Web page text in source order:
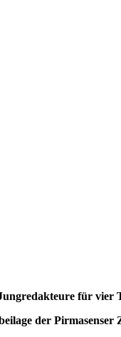
für vier
der Pirmasenser